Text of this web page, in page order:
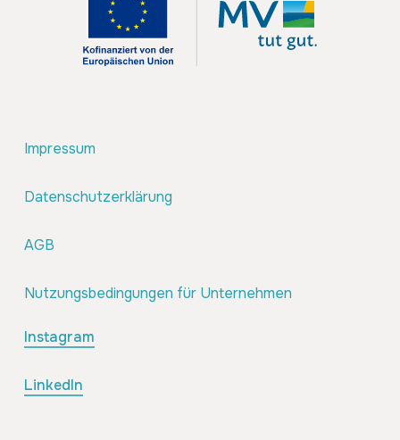
Impressum
Datenschutzerklärung
AGB
Nutzungsbedingungen für Unternehmen
Instagram
LinkedIn